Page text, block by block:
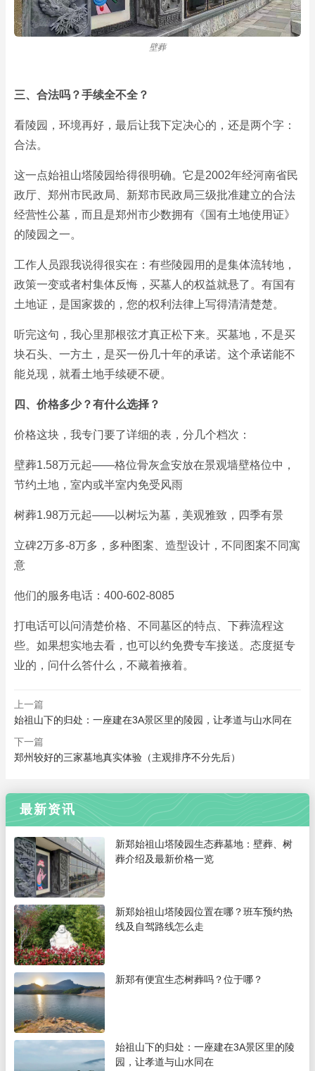
壁葬
三、合法吗？手续全不全？
看陵园，环境再好，最后让我下定决心的，还是两个字：
合法。
这一点始祖山塔陵园给得很明确。它是2002年经河南省民
政厅、郑州市民政局、新郑市民政局三级批准建立的合法
经营性公墓，而且是郑州市少数拥有《国有土地使用证》
的陵园之一。
工作人员跟我说得很实在：有些陵园用的是集体流转地，
政策一变或者村集体反悔，买墓人的权益就悬了。有国有
土地证，是国家拨的，您的权利法律上写得清清楚楚。
听完这句，我心里那根弦才真正松下来。买墓地，不是买
块石头、一方土，是买一份几十年的承诺。这个承诺能不
能兑现，就看土地手续硬不硬。
四、价格多少？有什么选择？
价格这块，我专门要了详细的表，分几个档次：
壁葬1.58万元起——格位骨灰盒安放在景观墙壁格位中，
节约土地，室内或半室内免受风雨
树葬1.98万元起——以树坛为墓，美观雅致，四季有景
立碑2万多-8万多，多种图案、造型设计，不同图案不同寓
意
他们的服务电话：400-602-8085
打电话可以问清楚价格、不同墓区的特点、下葬流程这
些。如果想实地去看，也可以约免费专车接送。态度挺专
业的，问什么答什么，不藏着掖着。
上一篇
始祖山下的归处：一座建在3A景区里的陵园，让孝道与山水同在
下一篇
郑州较好的三家墓地真实体验（主观排序不分先后）
最新资讯
新郑始祖山塔陵园生态葬墓地：壁葬、树
葬介绍及最新价格一览
新郑始祖山塔陵园位置在哪？班车预约热
线及自驾路线怎么走
新郑有便宜生态树葬吗？位于哪？
始祖山下的归处：一座建在3A景区里的陵
园，让孝道与山水同在